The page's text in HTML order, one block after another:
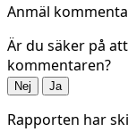
Anmäl
Är du säker på
kommentaren?
Nej Ja
Rapporten har